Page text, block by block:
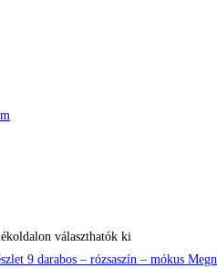
választhatók ki